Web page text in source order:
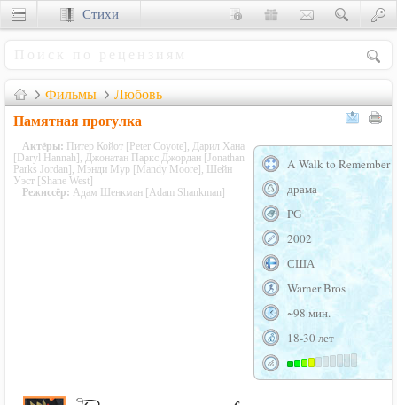
Фильмы Любовь
Памятная прогулка
A Walk to Remember
драма
PG
2002
США
Warner Bros
~98 мин.
18-30 лет
Актёры: Питер Койот [Peter Coyote], Дарил Хана
[Daryl Hannah], Джонатан Паркс Джордан [Jonathan
Parks Jordan], Мэнди Мур [Mandy Moore], Шейн
Уэст [Shane West]
Режиссёр: Адам Шенкман [Adam Shankman]
Стихи